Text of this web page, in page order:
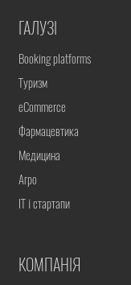
ГАЛУЗІ
Booking platforms
Туризм
eCommerce
Фармацевтика
Медицина
Агро
IT і стартапи
КОМПАНІЯ